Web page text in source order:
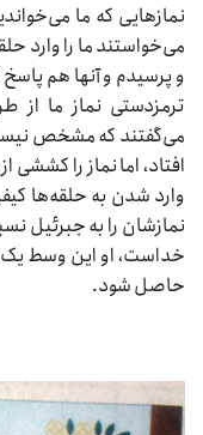
نمازهایی که ما
می‌خواستند ما را وارد
و پرسیدم و آنها هم
ترمزدستی نماز ما
می‌گفتند که مشخص
افتاد، اما نماز را
وارد شدن به حلقه‌ها
نمازشان را به
خداست، او این وسط یک
حاصل شود.